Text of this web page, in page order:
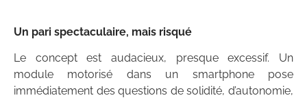
Un pari spectaculaire, mais risqué
Le concept est audacieux, presque excessif. Un
module motorisé dans un smartphone pose
immédiatement des questions de solidité, d’autonomie,